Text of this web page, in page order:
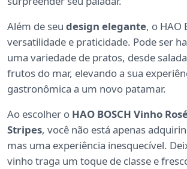
Além de seu design elegante, o HAO
versatilidade e praticidade. Pode ser
uma variedade de pratos, desde
frutos do mar, elevando a sua
gastronômica a um novo patamar.
Ao escolher o HAO BOSCH Vinho
Stripes, você não está apenas
mas uma experiência inesquecível.
vinho traga um toque de classe e